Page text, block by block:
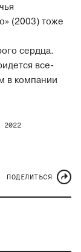
(2003) тоже
сердца.
все-
в компании
2022
ПОДЕЛИТЬСЯ